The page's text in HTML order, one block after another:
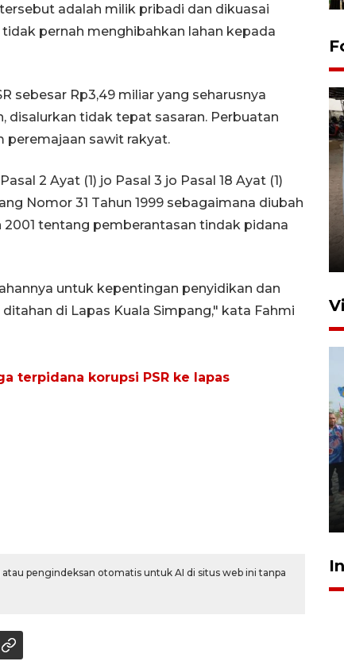
adalah milik pribadi dan dikuasai
pernah menghibahkan lahan kepada
sebesar Rp3,49 miliar yang seharusnya
tidak tepat sasaran. Perbuatan
sawit rakyat.
2 Ayat (1) jo Pasal 3 jo Pasal 18 Ayat (1)
Nomor 31 Tahun 1999 sebagaimana diubah
tentang pemberantasan tindak pidana
untuk kepentingan penyidikan dan
di Lapas Kuala Simpang," kata Fahmi
terpidana korupsi PSR ke lapas
pengindeksan otomatis untuk AI di situs web ini tanpa
FOTO - Arus libur Panjang ke
Sabang meningkat